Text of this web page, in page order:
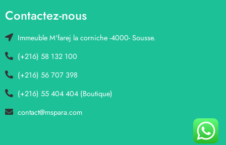
Contactez-nous
Immeuble M'farej la corniche -4000- Sousse.
(+216) 58 132 100
(+216) 56 707 398
(+216) 55 404 404 (Boutique)
contact@mspara.com